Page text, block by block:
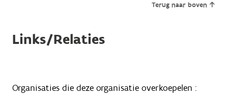
Terug naar boven
Links/Relaties
Organisaties die deze organisatie overkoepelen :